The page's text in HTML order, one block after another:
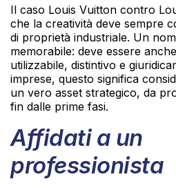
Il caso Louis Vuitton contro
che la creatività deve sempre
di proprietà industriale. Un
memorabile: deve essere
utilizzabile, distintivo e
imprese, questo significa
un vero asset strategico, da
fin dalle prime fasi.
Affidati a un
professionista